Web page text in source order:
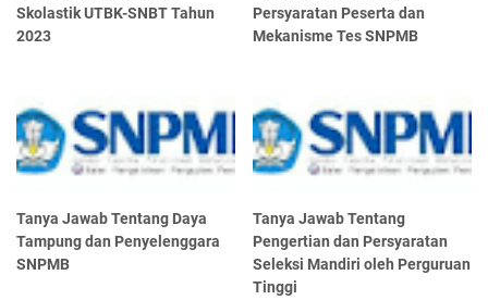
Skolastik UTBK-SNBT Tahun
2023
Persyaratan Peserta dan
Mekanisme Tes SNPMB
Tanya Jawab Tentang Daya
Tampung dan Penyelenggara
SNPMB
Tanya Jawab Tentang
Pengertian dan Persyaratan
Seleksi Mandiri oleh Perguruan
Tinggi